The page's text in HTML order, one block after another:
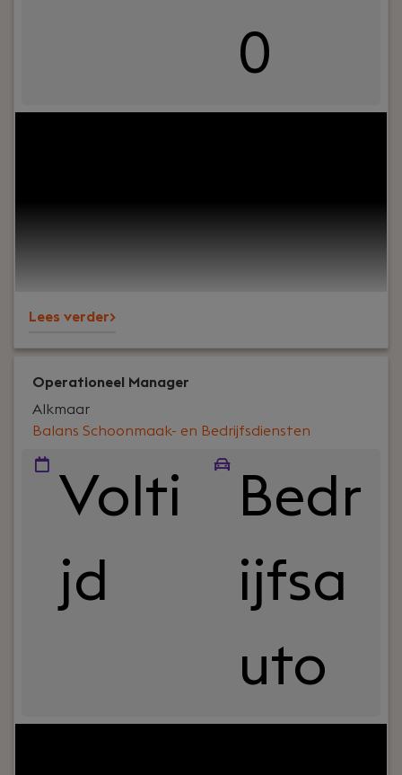
0
Lees verder>
Operationeel Manager
Balans Schoonmaak- en Bedrijfsdiensten
Alkmaar
Volti
jd
Bedr
ijfsa
uto